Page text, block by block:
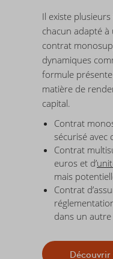
Il existe
chacun adapté
contrat
dynamiques
formule
matière de
capital.
Contrat
sécurisé avec
Contrat
euros et d’
mais
Contrat
dans un autre